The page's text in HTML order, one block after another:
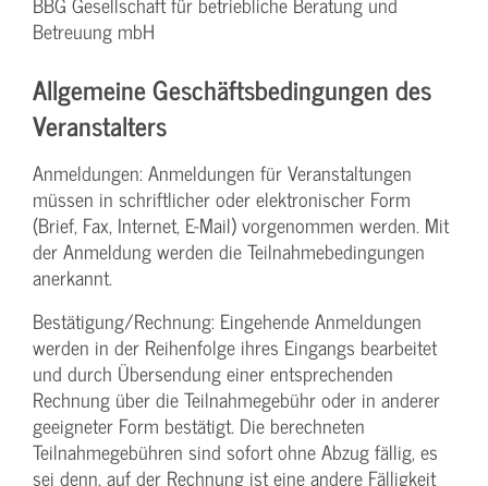
Betreuung mbH
Allgemeine Geschäftsbedingungen des
Veranstalters
Anmeldungen: Anmeldungen für Veranstaltungen
müssen in schriftlicher oder elektronischer Form
(Brief, Fax, Internet, E-Mail) vorgenommen werden. Mit
der Anmeldung werden die Teilnahme­bedingungen
anerkannt.
Bestätigung­/Rechnung: Eingehende Anmeldungen
werden in der Reihenfolge ihres Eingangs bearbeitet
und durch Übersendung einer entsprechenden
Rechnung über die Teilnahmegebühr oder in anderer
geeigneter Form bestätigt. Die berechneten
Teilnahmegebühren sind sofort ohne Abzug fällig, es
sei denn, auf der Rechnung ist eine andere Fälligkeit